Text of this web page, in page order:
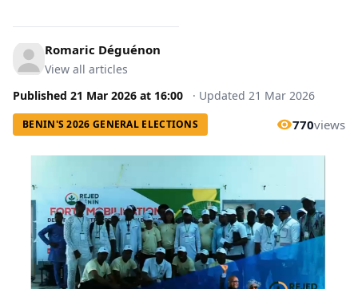
Romaric Déguénon
View all articles
Published 21 Mar 2026 at 16:00 · Updated 21 Mar 2026
BENIN'S 2026 GENERAL ELECTIONS 770views